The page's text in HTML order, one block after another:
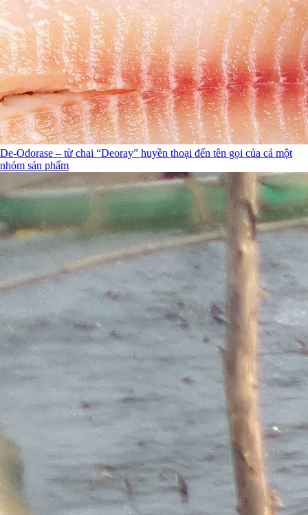
De-Odorase – từ chai “Deoray” huyền thoại đến tên gọi của cả một
nhóm sản phẩm